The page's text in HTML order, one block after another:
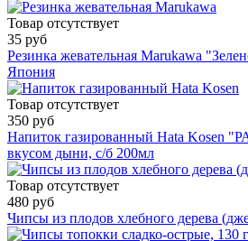
Товар отсутствует
35 руб
Резинка жевательная Marukawa
Япония
Товар отсутствует
350 руб
Напиток газированный Hata Kosen
вкусом дыни, с/б 200мл
Товар отсутствует
480 руб
Чипсы из плодов хлебного дерева